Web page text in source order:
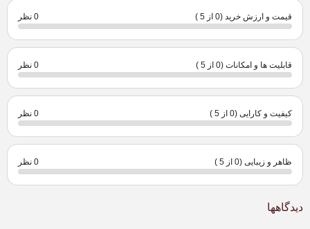
دیدگاهها
قیمت و ارزش خرید (0 از 5 ) 0 نظر
قابلیت ها و امکانات (0 از 5 ) 0 نظر
کیفیت و کارایی (0 از 5 ) 0 نظر
ظاهر و زیبایی (0 از 5 ) 0 نظر